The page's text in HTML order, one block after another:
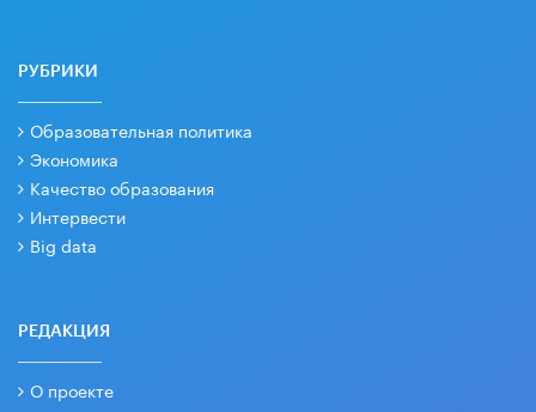
РУБРИКИ
Образовательная политика
Экономика
Качество образования
Интервести
Big data
РЕДАКЦИЯ
О проекте